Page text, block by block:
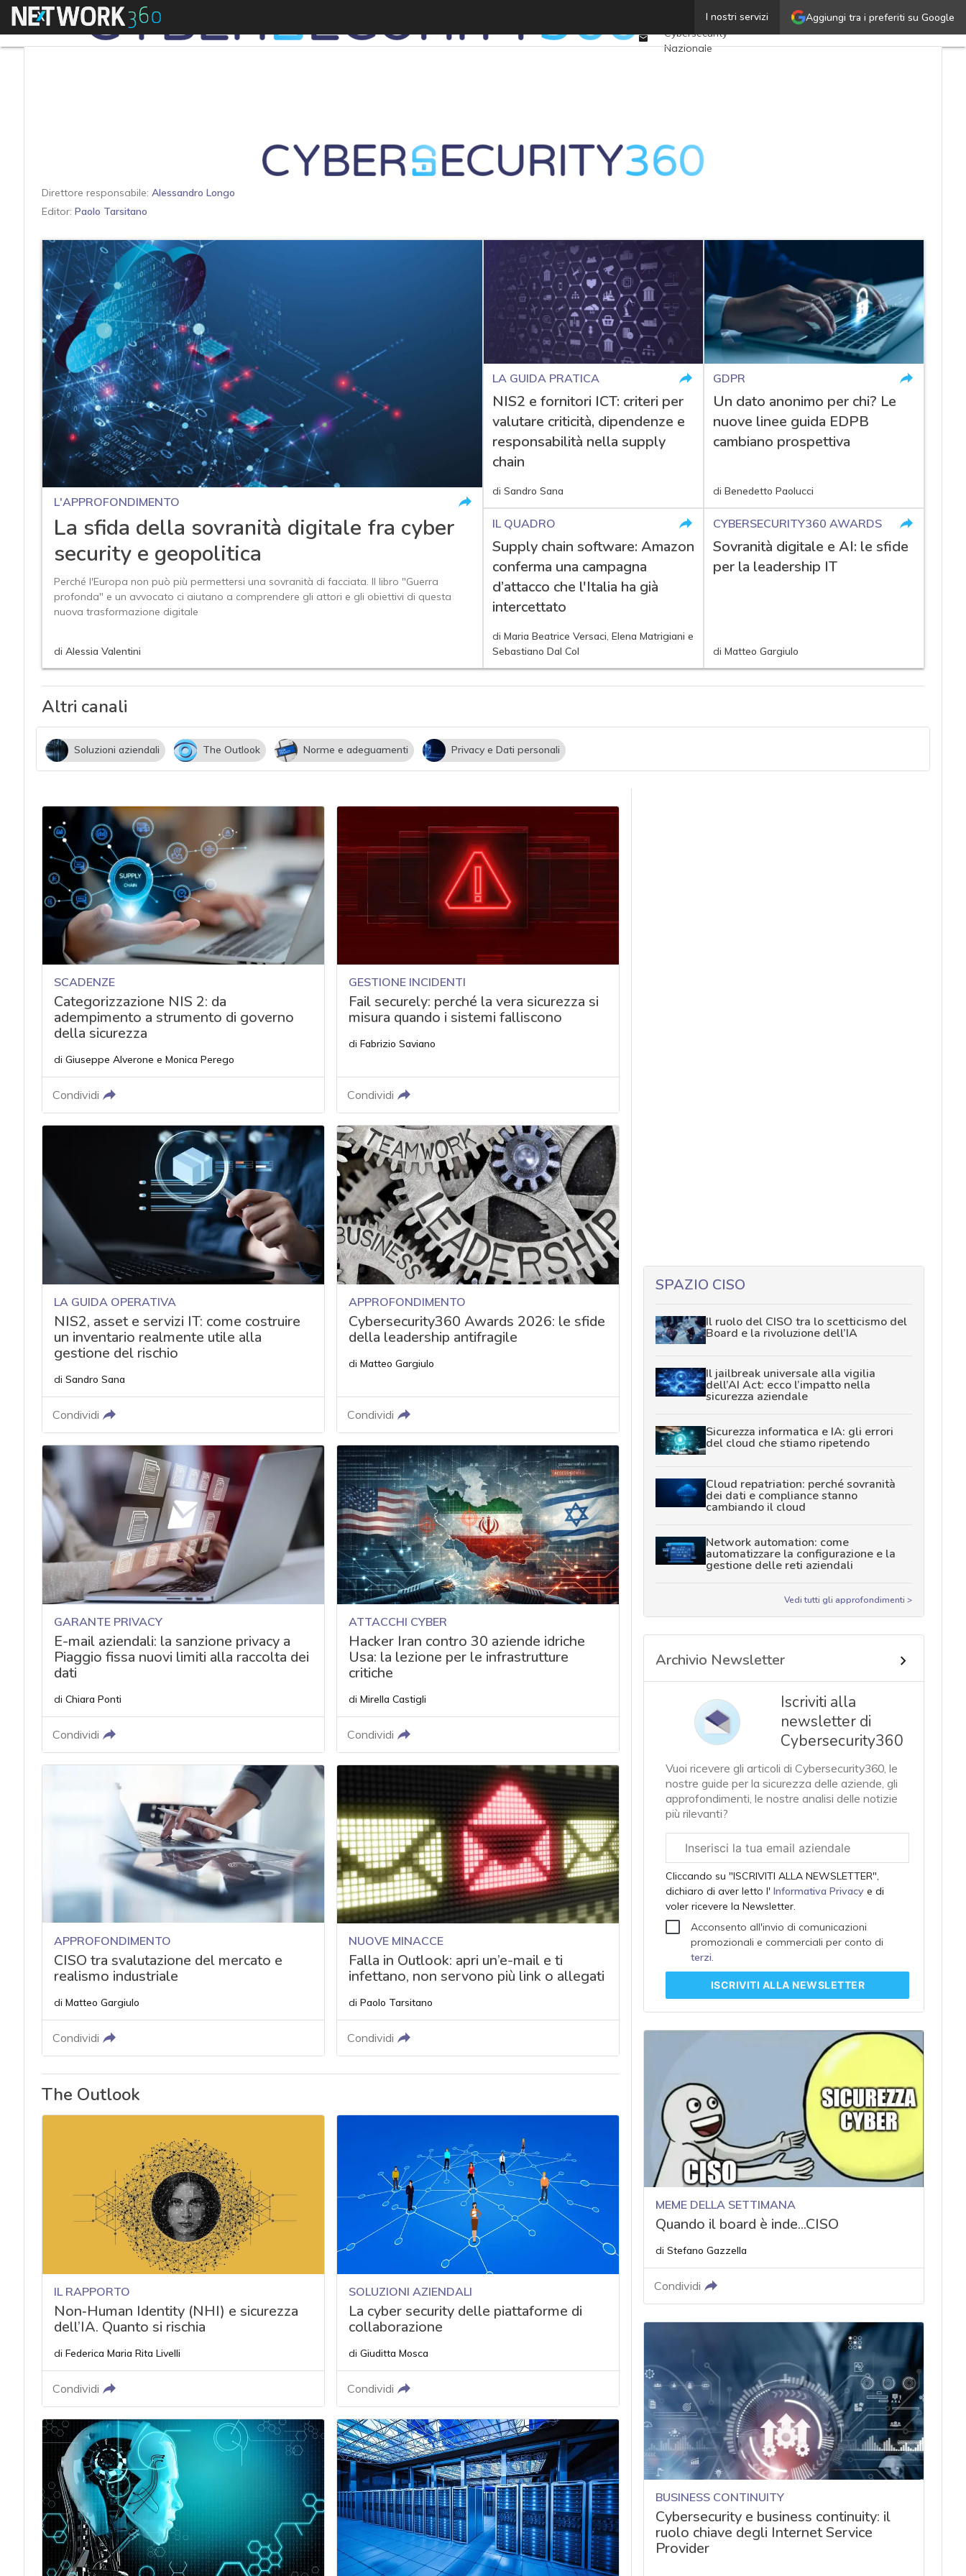
Aggiungi tra i preferiti su Google
I nostri servizi
Menu
Email
Ultimi articoli
Cybersecurity
Nazionale
Soluzioni aziendali
Cultura cyber
News, attualità e
Direttore responsabile: Alessandro Longo
Editor: Paolo Tarsitano
L'APPROFONDIMENTO
La sfida della sovranità digitale fra cyber
security e geopolitica
Perché l'Europa non può più permettersi una sovranità di facciata. Il libro "Guerra
profonda" e un avvocato ci aiutano a comprendere gli attori e gli obiettivi di questa
nuova trasformazione digitale
di Alessia Valentini
LA GUIDA PRATICA
NIS2 e fornitori ICT: criteri per
valutare criticità, dipendenze e
responsabilità nella supply
chain
di Sandro Sana
GDPR
Un dato anonimo per chi? Le
nuove linee guida EDPB
cambiano prospettiva
diBenedetto Paolucci
IL QUADRO
Supply chain software: Amazon
conferma una campagna
d’attacco che l'Italia ha già
intercettato
di Maria Beatrice Versaci, Elena Matrigiani e
Sebastiano Dal Col
CYBERSECURITY360 AWARDS
Sovranità digitale e AI: le sfide
per la leadership IT
diMatteo Gargiulo
Altri canali
Soluzioni aziendali The Outlook Norme e adeguamenti Privacy e Dati personali
SCADENZE
Categorizzazione NIS 2: da
adempimento a strumento di governo
della sicurezza
di Giuseppe Alverone e Monica Perego
Condividi
GESTIONE INCIDENTI
Fail securely: perché la vera sicurezza si
misura quando i sistemi falliscono
di Fabrizio Saviano
Condividi
LA GUIDA OPERATIVA
NIS2, asset e servizi IT: come costruire
un inventario realmente utile alla
gestione del rischio
di Sandro Sana
Condividi
APPROFONDIMENTO
Cybersecurity360 Awards 2026: le sfide
della leadership antifragile
di Matteo Gargiulo
Condividi
GARANTE PRIVACY
E-mail aziendali: la sanzione privacy a
Piaggio fissa nuovi limiti alla raccolta dei
dati
di Chiara Ponti
Condividi
ATTACCHI CYBER
Hacker Iran contro 30 aziende idriche
Usa: la lezione per le infrastrutture
critiche
di Mirella Castigli
Condividi
APPROFONDIMENTO
CISO tra svalutazione del mercato e
realismo industriale
di Matteo Gargiulo
Condividi
NUOVE MINACCE
Falla in Outlook: apri un’e-mail e ti
infettano, non servono più link o allegati
di Paolo Tarsitano
Condividi
The Outlook
IL RAPPORTO
Non‑Human Identity (NHI) e sicurezza
dell’IA. Quanto si rischia
di Federica Maria Rita Livelli
Condividi
SOLUZIONI AZIENDALI
La cyber security delle piattaforme di
collaborazione
di Giuditta Mosca
Condividi
SPAZIO CISO
Il ruolo del CISO tra lo scetticismo del
Board e la rivoluzione dell’IA
Il jailbreak universale alla vigilia
dell’AI Act: ecco l’impatto nella
sicurezza aziendale
Sicurezza informatica e IA: gli errori
del cloud che stiamo ripetendo
Cloud repatriation: perché sovranità
dei dati e compliance stanno
cambiando il cloud
Network automation: come
automatizzare la configurazione e la
gestione delle reti aziendali
Vedi tutti gli approfondimenti >
Archivio Newsletter
Iscriviti alla
newsletter di
Cybersecurity360
Vuoi ricevere gli articoli di Cybersecurity360, le
nostre guide per la sicurezza delle aziende, gli
approfondimenti, le nostre analisi delle notizie
più rilevanti?
aziendale
Cliccando su "ISCRIVITI ALLA NEWSLETTER",
dichiaro di aver letto l' Informativa Privacye di
voler ricevere la Newsletter.
Acconsento all'invio di comunicazioni
promozionali e commerciali per conto di
terzi
ISCRIVITI ALLA NEWSLETTER
MEME DELLA SETTIMANA
Quando il board è inde...CISO
diStefano Gazzella
Condividi
BUSINESS CONTINUITY
Cybersecurity e business continuity: il
ruolo chiave degli Internet Service
Provider